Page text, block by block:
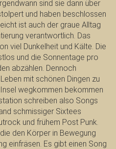
sind sie dann über
und haben beschlossen
ist auch der graue Alltag
verantwortlich. Das
viel Dunkelheit und Kälte. Die
und die Sonnentage pro
abzählen. Dennoch
mit schönen Dingen zu
wegkommen bekommen
schreiben also Songs
schmissiger Sixtees
und frühem Post Punk.
den Körper in Bewegung
einfräsen. Es gibt einen Song